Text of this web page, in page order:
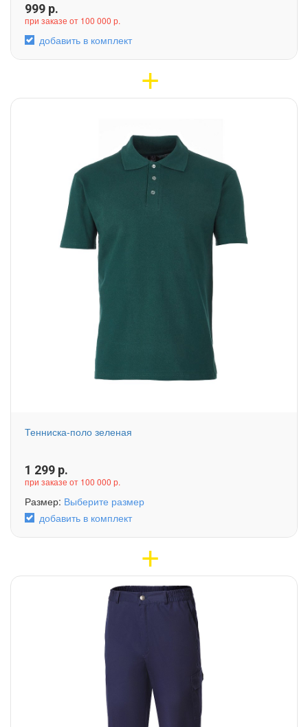
999 р.
при заказе от 100 000 р.
добавить в комплект
Тенниска-поло зеленая
1 299 р.
при заказе от 100 000 р.
Размер: Выберите размер
добавить в комплект